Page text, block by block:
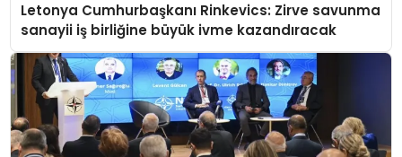
Letonya Cumhurbaşkanı Rinkevics: Zirve savunma
sanayii iş birliğine büyük ivme kazandıracak